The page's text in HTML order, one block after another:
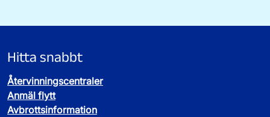
Hitta snabbt
Återvinningscentraler
Anmäl flytt
Avbrottsinformation